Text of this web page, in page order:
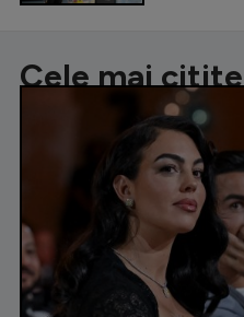
Cele mai citite